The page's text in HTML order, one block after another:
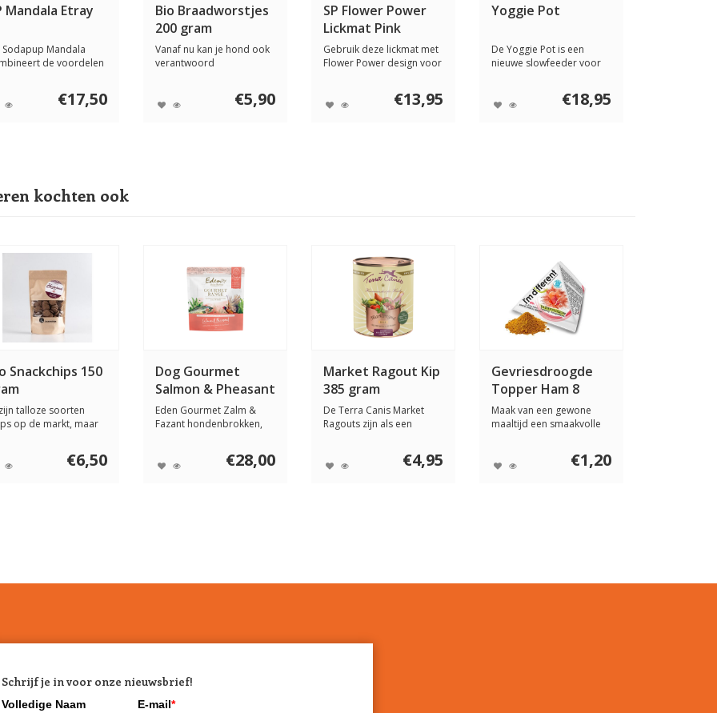
Mandala Etray
Sodapup Mandala
de voordelen
€17,50
Bio Braadworstjes
200 gram
Vanaf nu kan je hond ook
verantwoord
€5,90
SP Flower Power
Lickmat Pink
Gebruik deze lickmat met
Flower Power design voor
€13,95
Yoggie Pot
De Yoggie Pot is een
nieuwe slowfeeder voor
€18,95
kochten ook
Snackchips 150
talloze soorten
op de markt, maar
€6,50
Dog Gourmet
Salmon & Pheasant
Eden Gourmet Zalm &
Fazant hondenbrokken,
€28,00
Market Ragout Kip
385 gram
De Terra Canis Market
Ragouts zijn als een
€4,95
Gevriesdroogde
Topper Ham 8
gram
Maak van een gewone
maaltijd een smaakvolle
€1,20
Schrijf je in voor onze nieuwsbrief!
Volledige Naam E-mail*